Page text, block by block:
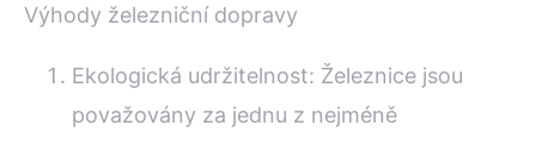
Výhody železniční dopravy
Ekologická udržitelnost: Železnice jsou
považovány za jednu z nejméně